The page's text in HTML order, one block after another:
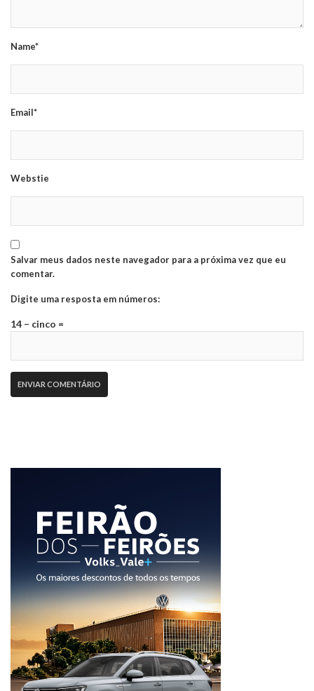
Name*
Email*
Webstie
Salvar meus dados neste navegador para a próxima vez que eu
comentar.
Digite uma resposta em números:
14 − cinco =